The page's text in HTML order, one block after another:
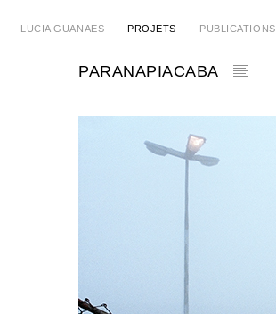
LUCIA GUANAES PROJETS PUBLICATIONS
PARANAPIACABA